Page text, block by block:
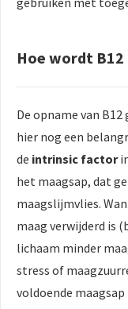
Hoe wordt
De opname van
hier nog een
de intrinsic factor
het maagsap, dat
maagslijmvlies.
maag verwijderd is
lichaam minder
stress of
voldoende